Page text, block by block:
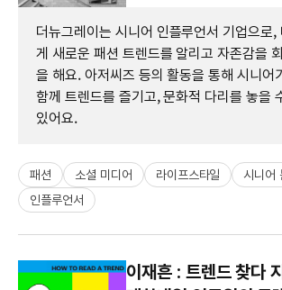
더뉴그레이는 시니어 인플루언서 기업으로,
게 새로운 패션 트렌드를 알리고 자존감을
을 해요. 아저씨즈 등의 활동을 통해 시니어
함께 트렌드를 즐기고, 문화적 다리를 놓을
있어요.
패션 소셜 미디어 라이프스타일
시니어
인플루언서
이재흔 : 트렌드 찾다